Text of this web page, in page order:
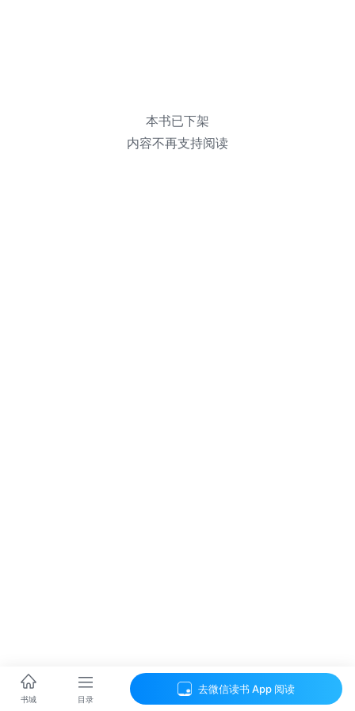
本书已下架
内容不再支持阅读
书城 目录
去微信读书 App 阅读